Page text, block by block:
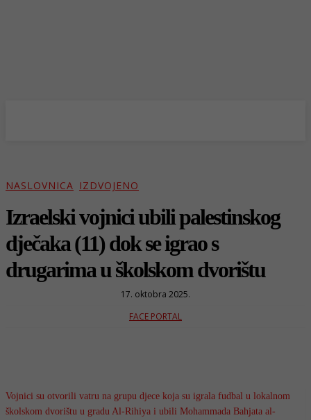
NASLOVNICA IZDVOJENO
Izraelski vojnici ubili palestinskog
dječaka (11) dok se igrao s
drugarima u školskom dvorištu
17. oktobra 2025.
FACE PORTAL
Vojnici su otvorili vatru na grupu djece koja su igrala fudbal u lokalnom
školskom dvorištu u gradu Al-Rihiya i ubili Mohammada Bahjata al-